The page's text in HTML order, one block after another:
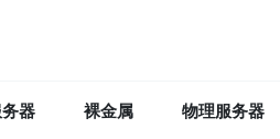
器 裸金属 物理服务器